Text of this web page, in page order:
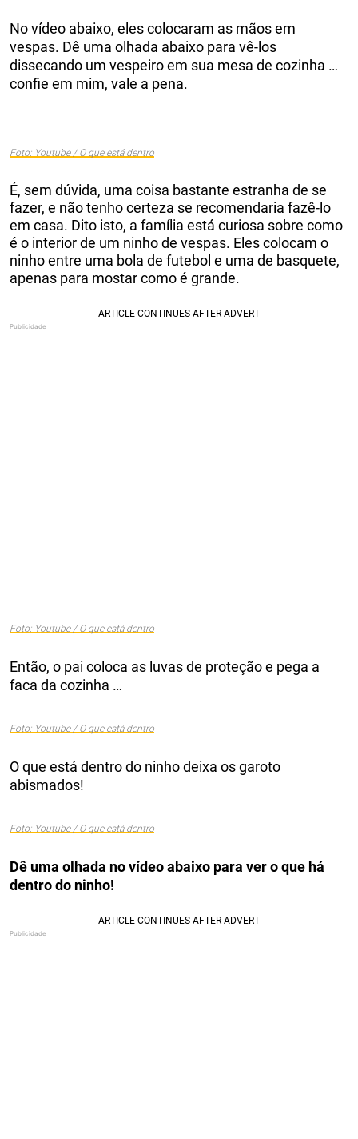
No vídeo abaixo, eles colocaram as mãos em
vespas. Dê uma olhada abaixo para vê-los
dissecando um vespeiro em sua mesa de cozinha …
confie em mim, vale a pena.
Foto: Youtube / O que está dentro
É, sem dúvida, uma coisa bastante estranha de se
fazer, e não tenho certeza se recomendaria fazê-lo
em casa. Dito isto, a família está curiosa sobre como
é o interior de um ninho de vespas. Eles colocam o
ninho entre uma bola de futebol e uma de basquete,
apenas para mostar como é grande.
Foto: Youtube / O que está dentro
Então, o pai coloca as luvas de proteção e pega a
faca da cozinha …
Foto: Youtube / O que está dentro
O que está dentro do ninho deixa os garoto
abismados!
Foto: Youtube / O que está dentro
Dê uma olhada no vídeo abaixo para ver o que há
dentro do ninho!